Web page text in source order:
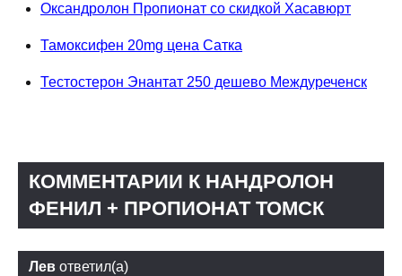
Оксандролон Пропионат со скидкой Хасавюрт
Тамоксифен 20mg цена Сатка
Тестостерон Энантат 250 дешево Междуреченск
КОММЕНТАРИИ К НАНДРОЛОН
ФЕНИЛ + ПРОПИОНАТ ТОМСК
Лев ответил(а)